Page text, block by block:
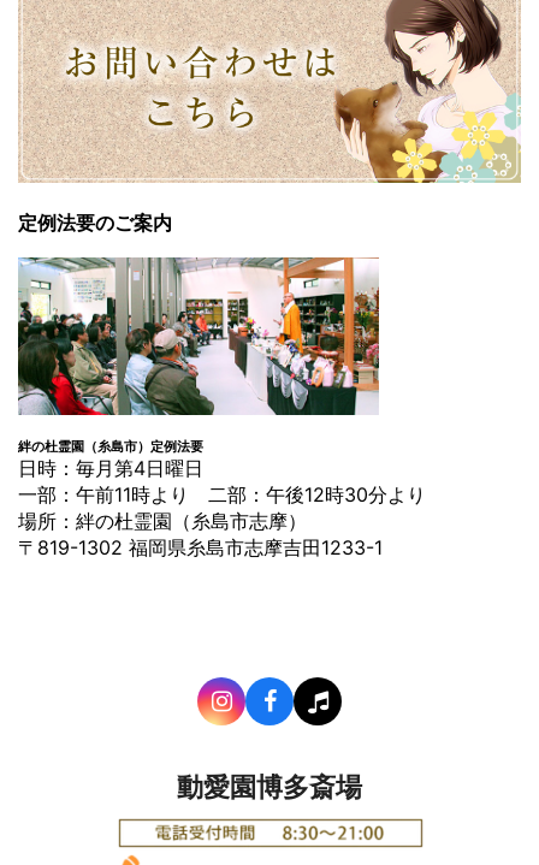
定例法要のご案内
絆の杜霊園（糸島市）定例法要
日時：毎月第4日曜日
一部：午前11時より 二部：午後12時30分より
場所：絆の杜霊園（糸島市志摩）
〒819-1302 福岡県糸島市志摩吉田1233-1
動愛園博多斎場